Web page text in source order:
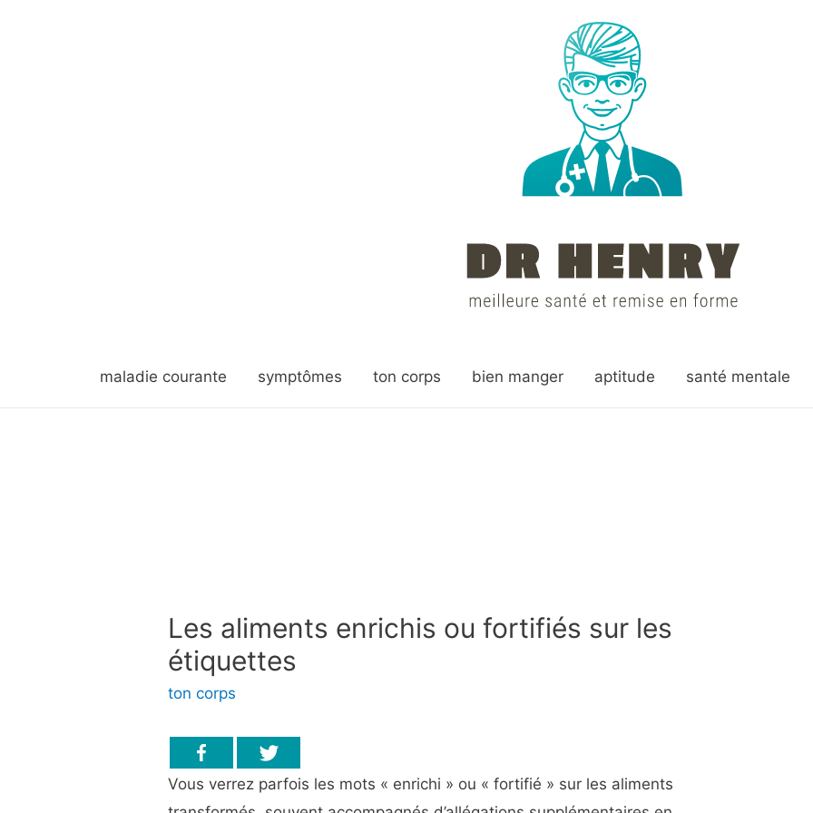
maladie courante symptômes ton corps bien manger aptitude santé mentale
Les aliments enrichis ou fortifiés sur les
étiquettes
ton corps
Vous verrez parfois les mots « enrichi » ou « fortifié » sur les aliments